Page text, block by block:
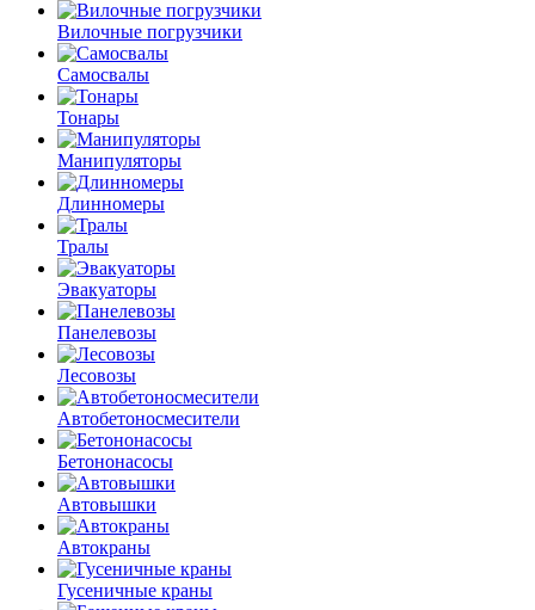
Вилочные погрузчики
Самосвалы
Тонары
Манипуляторы
Длинномеры
Тралы
Эвакуаторы
Панелевозы
Лесовозы
Автобетоно­смесители
Бетононасосы
Автовышки
Автокраны
Гусеничные краны